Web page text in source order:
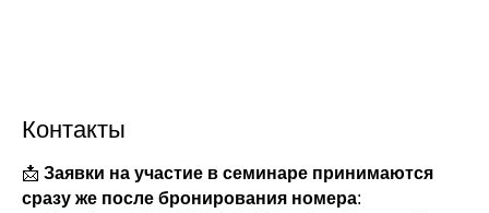
Контакты
📩 Заявки на участие в семинаре принимаются
сразу же после бронирования номера: